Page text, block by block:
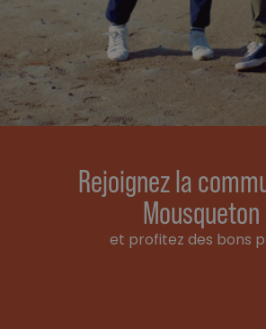
Rejoignez la
Mousqueton
et profitez des bons